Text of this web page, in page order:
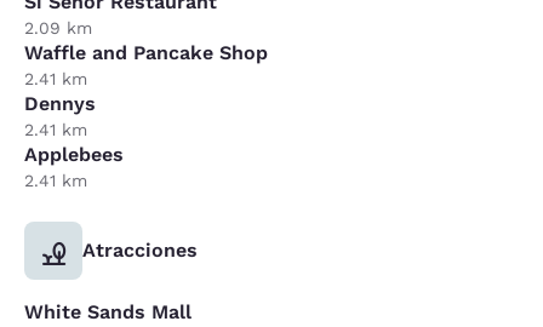
2.09 km
Waffle and Pancake Shop
2.41 km
Dennys
2.41 km
Applebees
2.41 km
Atracciones
White Sands Mall